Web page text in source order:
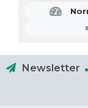
Newsletter